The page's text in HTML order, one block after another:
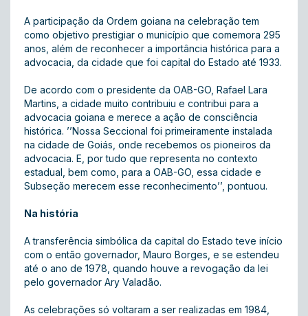
A participação da Ordem goiana na celebração tem
como objetivo prestigiar o município que comemora 295
anos, além de reconhecer a importância histórica para a
advocacia, da cidade que foi capital do Estado até 1933.
De acordo com o presidente da OAB-GO, Rafael Lara
Martins, a cidade muito contribuiu e contribui para a
advocacia goiana e merece a ação de consciência
histórica. ’’Nossa Seccional foi primeiramente instalada
na cidade de Goiás, onde recebemos os pioneiros da
advocacia. E, por tudo que representa no contexto
estadual, bem como, para a OAB-GO, essa cidade e
Subseção merecem esse reconhecimento’’, pontuou.
Na história
A transferência simbólica da capital do Estado teve início
com o então governador, Mauro Borges, e se estendeu
até o ano de 1978, quando houve a revogação da lei
pelo governador Ary Valadão.
As celebrações só voltaram a ser realizadas em 1984,